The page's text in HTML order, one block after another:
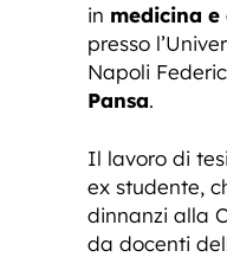
in medicina
presso
Napoli
Pansa.
Il lavoro di
ex studente,
dinnanzi alla
da docenti